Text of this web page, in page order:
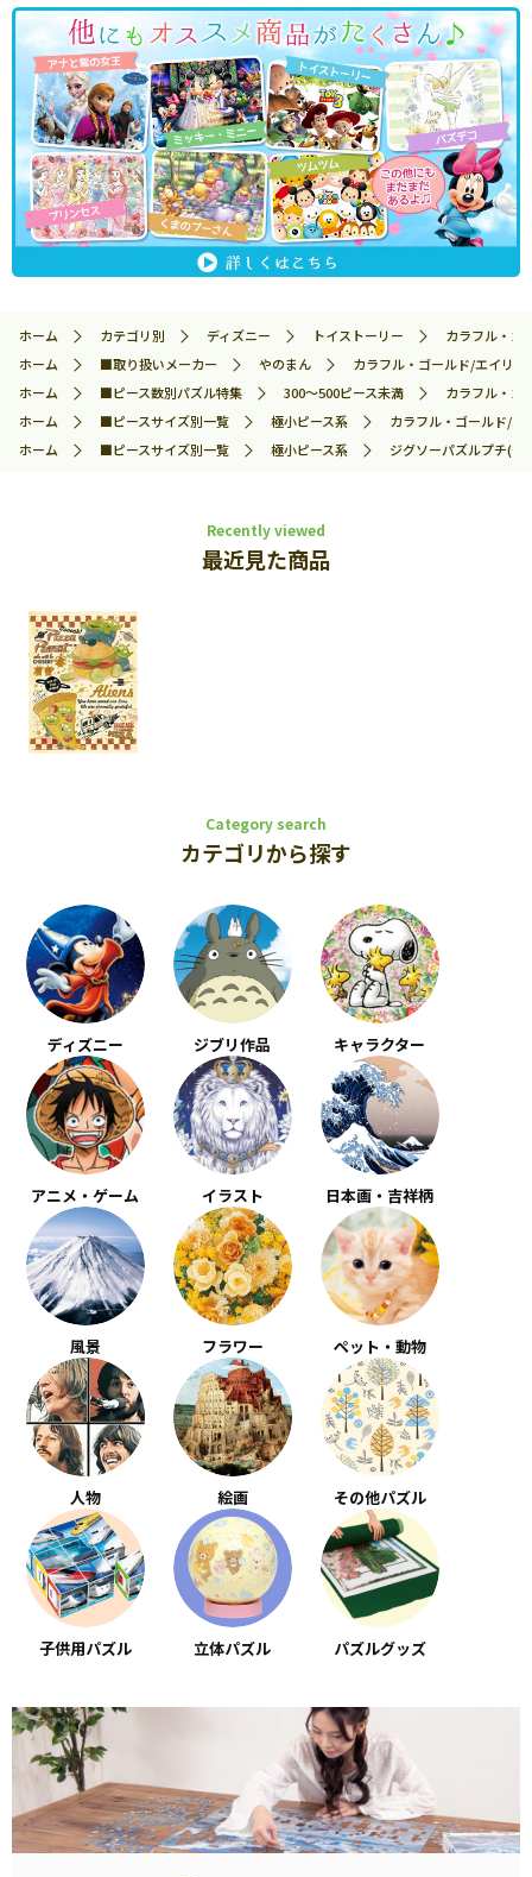
ホーム カテゴリ別 ディズニー トイストーリー
カラフル・
ホーム
■取り扱いメーカー やのまん
カラフル・ゴールド/エイ
ホーム
■ピース数別パズル特集 300～500ピース未満
カラフル・
ホーム
■ピースサイズ別一覧 極小ピース系
カラフル・ゴールド/
ホーム
■ピースサイズ別一覧 極小ピース系 ジグソーパズルプチ(や
Recently viewed
最近見た商品
Category search
カテゴリから探す
ディズニー ジブリ作品 キャラクター
アニメ・ゲーム イラスト 日本画・吉祥柄
風景 フラワー ペット・動物
人物 絵画 その他パズル
子供用パズル 立体パズル パズルグッズ